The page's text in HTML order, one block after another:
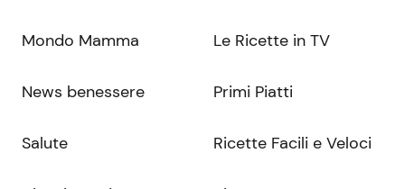
Mondo Mamma
News benessere
Salute
Le Ricette in TV
Primi Piatti
Ricette Facili e Veloci